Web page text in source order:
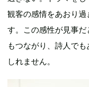
観客の感情をあおり
す。この感性が見事
もつながり、詩人で
しれません。